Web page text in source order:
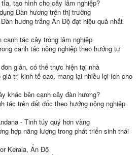
tạo hình cho cây lâm nghiệp?
Đàn hương trên thị trường
hương trắng Ấn Độ đạt hiệu quả nhất
tác cây trồng lâm nghiệp
canh tác nông nghiệp theo hướng tự
giản, có thể thực hiện tại nhà
trị kinh tế cao, mang lại nhiều lợi ích cho
khác bên cạnh cây đàn hương?
tác trên đất dốc theo hướng nông nghiệp
- Tinh túy quý hơn vàng
hợp năng lượng trong phát triển sinh thái
Kerala, Ấn Độ